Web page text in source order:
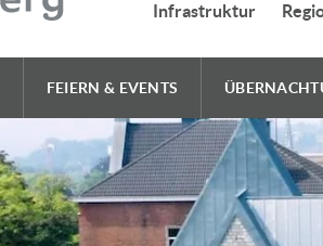
Infrastruktur
FEIERN & EVENTS